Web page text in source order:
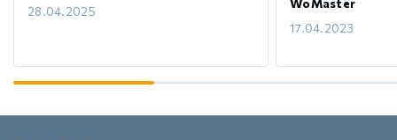
28.04.2025
WoMaster
17.04.2023